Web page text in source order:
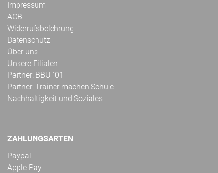
Impressum
AGB
Widerrufsbelehrung
Datenschutz
Über uns
Unsere Filialen
Partner: BBU ´01
Partner: Trainer machen Schule
Nachhaltigkeit und Soziales
ZAHLUNGSARTEN
Paypal
Apple Pay